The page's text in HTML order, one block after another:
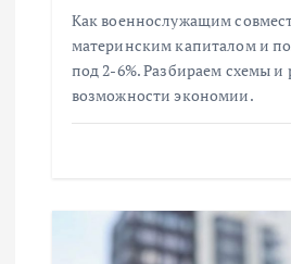
Как военнослужащим
материнским капиталом и
под 2-6%. Разбираем схемы и
возможности экономии.